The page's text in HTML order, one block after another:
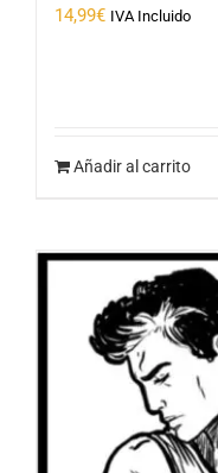
14,99€ IVA Incluido
Añadir al carrito